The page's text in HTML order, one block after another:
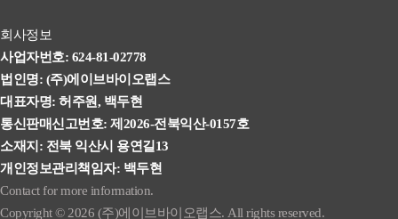
회사정보
사업자번호: 624-81-02778
법인명: (주)에이브바이오랩스
대표자명: 허주원, 백두현
통신판매신고번호: 제2026-전북익산-0157호
소재지: 전북 익산시 용연길13
개인정보관리책임자: 백두현
Contact for more information.
Copyright © 2026 (주)에이브바이오랩스. All rights reserved.